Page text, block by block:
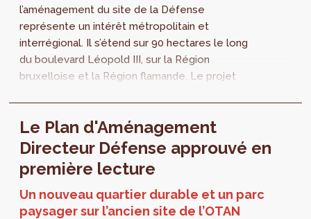
l’aménagement du site de la Défense
représente un intérêt métropolitain et
interrégional. Il s’étend sur 90 hectares le long
du boulevard Léopold III, sur la Région
bruxelloise et la Région flamande. Le projet
les documents en ligne ou dans les
administrations communales concernées.
Pour répondre à vos questions, un point
d'information temporaire est mis en place
dans le quartier, les 29 et 30 novembre.
Le Plan d'Aménagement
Directeur Défense approuvé en
première lecture
Un nouveau quartier durable et un parc
paysager sur l’ancien site de l’OTAN